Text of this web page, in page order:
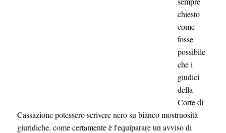
chiesto
come
fosse
possibile
che i
giudici
della
Corte di
Cassazione potessero scrivere nero su bianco mostruosità
giuridiche, come certamente è l'equiparare un avviso di